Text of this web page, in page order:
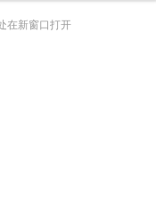
在新窗口打开